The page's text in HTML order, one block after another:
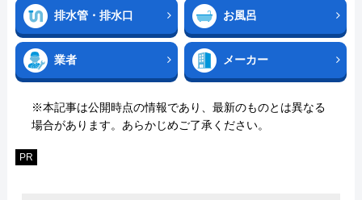
排水管・排水口 お風呂
業者 メーカー
※本記事は公開時点の情報であり、最新のものとは異なる
場合があります。あらかじめご了承ください。
PR